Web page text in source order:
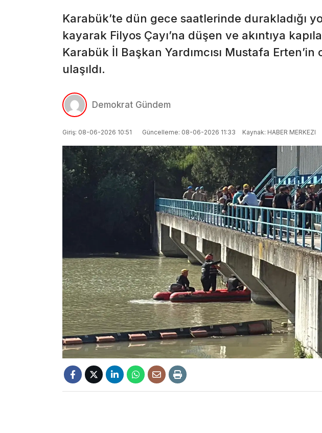
Karabük’te dün gece saatlerinde durakladığı
kayarak Filyos Çayı’na düşen ve akıntıya
Karabük İl Başkan Yardımcısı Mustafa Erten’in
ulaşıldı.
Demokrat Gündem
Giriş: 08-06-2026 10:51 Güncelleme: 08-06-2026 11:33 Kaynak: HABER MERKEZI